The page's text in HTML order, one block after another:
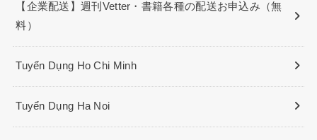
【企業配送】週刊Vetter・書籍各種の配送お申込み（無
料）
Tuyển Dụng Ho Chi Minh
Tuyển Dụng Ha Noi